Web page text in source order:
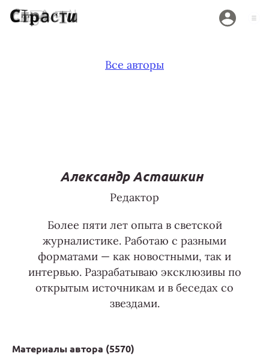
Александр Асташкин
Редактор
Более пяти лет опыта в светской
журналистике. Работаю с разными
форматами — как новостными, так и
интервью. Разрабатываю эксклюзивы по
открытым источникам и в беседах со
звездами.
Все авторы
Материалы автора (5570)